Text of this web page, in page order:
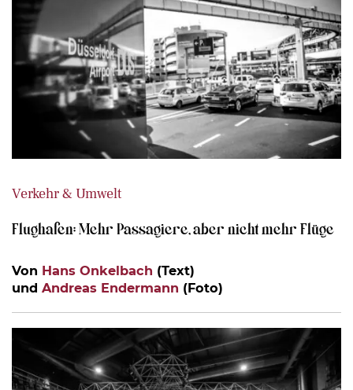
Verkehr & Umwelt
Flughafen: Mehr Passagiere, aber nicht mehr Flüge
Von Hans Onkelbach (Text)
und Andreas Endermann (Foto)